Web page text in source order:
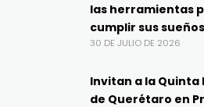
las herramientas
cumplir sus
30 DE JULIO DE 2026
Invitan a la Quinta
de Querétaro en